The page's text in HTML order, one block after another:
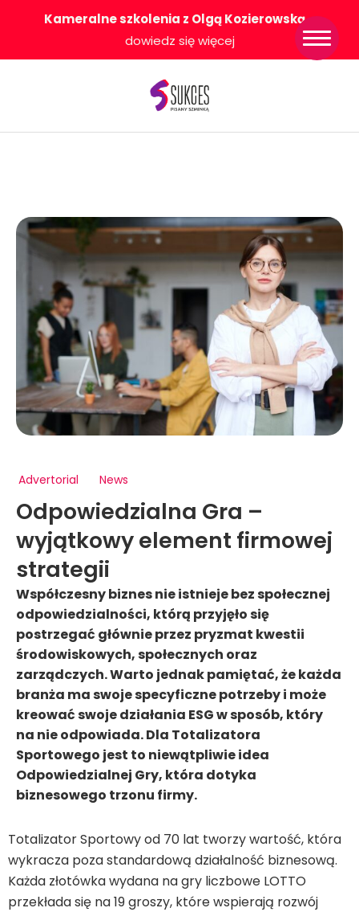
Kameralne szkolenia z Olgą Kozierowską-
dowiedz się więcej
Advertorial News
Odpowiedzialna Gra –
wyjątkowy element firmowej
strategii
Współczesny biznes nie istnieje bez społecznej
odpowiedzialności, którą przyjęło się
postrzegać głównie przez pryzmat kwestii
środowiskowych, społecznych oraz
zarządczych. Warto jednak pamiętać, że każda
branża ma swoje specyficzne potrzeby i może
kreować swoje działania ESG w sposób, który
na nie odpowiada. Dla Totalizatora
Sportowego jest to niewątpliwie idea
Odpowiedzialnej Gry, która dotyka
biznesowego trzonu firmy.
Totalizator Sportowy od 70 lat tworzy wartość, która
wykracza poza standardową działalność biznesową.
Każda złotówka wydana na gry liczbowe LOTTO
przekłada się na 19 groszy, które wspierają rozwój
Strona główna
Konkurs Sukces